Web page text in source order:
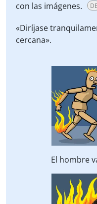
con las imágenes.
DE
«Diríjase
cercana».
El hombre